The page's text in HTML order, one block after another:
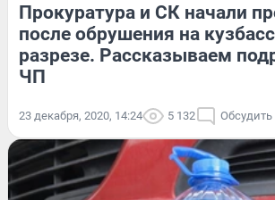
Прокуратура и СК начали
после обрушения на
разрезе. Рассказываем
ЧП
23 декабря, 2020, 14:24 5 132 Обсудить